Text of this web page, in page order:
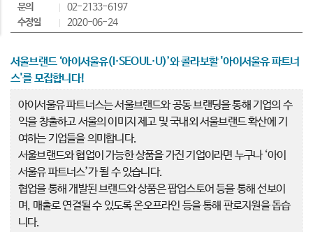
문의
02-2133-6197
수정일
2020-06-24
서울브랜드 ‘아이서울유(I·SEOUL·U)’와 콜라보할 '아이서울유 파트너
스'를 모집합니다!
아이서울유 파트너스는 서울브랜드와 공동 브랜딩을 통해 기업의 수
익을 창출하고 서울의 이미지 제고 및 국내외 서울브랜드 확산에 기
여하는 기업들을 의미합니다.
서울브랜드와 협업이 가능한 상품을 가진 기업이라면 누구나 ‘아이
서울유 파트너스’가 될 수 있습니다.
협업을 통해 개발된 브랜드와 상품은 팝업스토어 등을 통해 선보이
며, 매출로 연결될 수 있도록 온오프라인 등을 통해 판로지원을 돕습
니다.